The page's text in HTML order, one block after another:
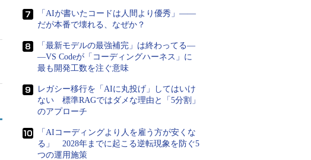
「AIが書いたコードは人間より優秀」――
だが本番で壊れる、なぜか？
「最新モデルの最強補完」は終わってる―
―VS Codeが「コーディングハーネス」に
最も開発工数を注ぐ意味
レガシー移行を「AIに丸投げ」してはいけ
ない 標準RAGではダメな理由と「5分割」
のアプローチ
「AIコーディングより人を雇う方が安くな
る」 2028年までに起こる逆転現象を防ぐ5
つの運用施策